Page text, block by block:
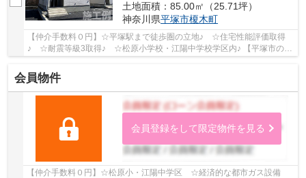
土地面積：85.00㎡（25.71坪）
神奈川県平塚市榎木町
【仲介手数料０円】☆平塚駅まで徒歩圏の立地♪ ☆住宅性能評価取得
♪ ☆耐震等級3取得♪ ☆松原小学校・江陽中学校学区内♪ 【平塚市の新
会員物件
会員登録をして限定物件を見る
【仲介手数料０円】☆松原小・江陽中学区 ☆経済的な都市ガス設備